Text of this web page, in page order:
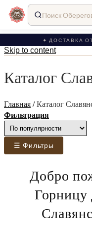
✦ ДОСТАВКА
Skip to content
Каталог
Главная/Каталог
Фильтрация
☰ Фильтры
Добро
Поиск